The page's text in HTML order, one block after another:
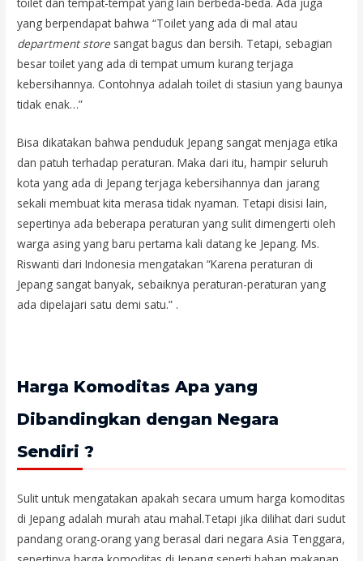
toilet dan tempat-tempat yang lain berbeda-beda. Ada juga
yang berpendapat bahwa “Toilet yang ada di mal atau
department store sangat bagus dan bersih. Tetapi, sebagian
besar toilet yang ada di tempat umum kurang terjaga
kebersihannya. Contohnya adalah toilet di stasiun yang baunya
tidak enak…”
Bisa dikatakan bahwa penduduk Jepang sangat menjaga etika
dan patuh terhadap peraturan. Maka dari itu, hampir seluruh
kota yang ada di Jepang terjaga kebersihannya dan jarang
sekali membuat kita merasa tidak nyaman. Tetapi disisi lain,
sepertinya ada beberapa peraturan yang sulit dimengerti oleh
warga asing yang baru pertama kali datang ke Jepang. Ms.
Riswanti dari Indonesia mengatakan “Karena peraturan di
Jepang sangat banyak, sebaiknya peraturan-peraturan yang
ada dipelajari satu demi satu.” .
Harga Komoditas Apa yang
Dibandingkan dengan Negara
Sendiri ?
Sulit untuk mengatakan apakah secara umum harga komoditas
di Jepang adalah murah atau mahal.Tetapi jika dilihat dari sudut
pandang orang-orang yang berasal dari negara Asia Tenggara,